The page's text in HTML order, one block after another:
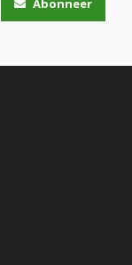
Abonneer